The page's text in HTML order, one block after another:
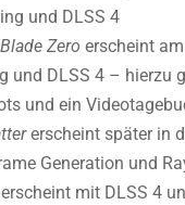
und DLSS 4
Zero erscheint
und DLSS 4 – hierzu
und ein
erscheint später in
Generation und
mit DLSS 4